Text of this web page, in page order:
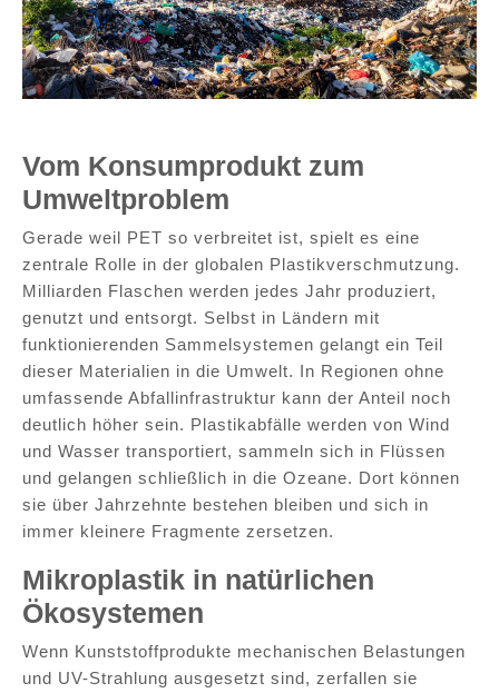
Vom Konsumprodukt zum
Umweltproblem
Gerade weil PET so verbreitet ist, spielt es eine
zentrale Rolle in der globalen Plastikverschmutzung.
Milliarden Flaschen werden jedes Jahr produziert,
genutzt und entsorgt. Selbst in Ländern mit
funktionierenden Sammelsystemen gelangt ein Teil
dieser Materialien in die Umwelt. In Regionen ohne
umfassende Abfallinfrastruktur kann der Anteil noch
deutlich höher sein. Plastikabfälle werden von Wind
und Wasser transportiert, sammeln sich in Flüssen
und gelangen schließlich in die Ozeane. Dort können
sie über Jahrzehnte bestehen bleiben und sich in
immer kleinere Fragmente zersetzen.
Mikroplastik in natürlichen
Ökosystemen
Wenn Kunststoffprodukte mechanischen Belastungen
und UV-Strahlung ausgesetzt sind, zerfallen sie